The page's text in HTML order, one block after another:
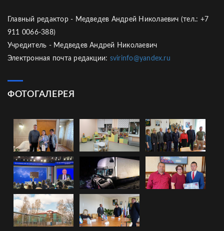
Главный редактор - Медведев Андрей Николаевич (тел.: +7
911 0066-388)
Учредитель - Медведев Андрей Николаевич
Электронная почта редакции: svirinfo@yandex.ru
ФОТОГАЛЕРЕЯ